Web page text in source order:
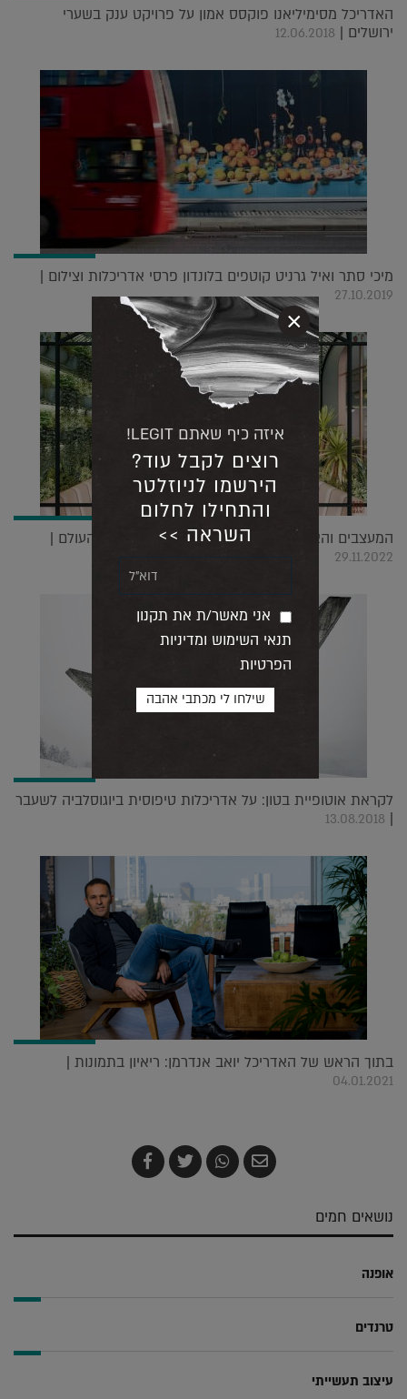
האדריכל מסימיליאנו פוקסס אמון על פרויקט ענק בשערי
ירושלים | 12.06.2018
מיכי סתר ואיל גרניט קוטפים בלונדון פרסי אדריכלות וצילום |
27.10.2019
המעצבים והאדריכלים הישראלים בדרך לכבוש את העולם |
29.11.2022
לקראת אוטופיית בטון: על אדריכלות טיפוסית ביוגוסלביה לשעבר
|
13.08.2018
בתוך הראש של האדריכל יואב אנדרמן: ריאיון בתמונות |
04.01.2021
שלח
בדואר
שתף
ב-
צייץ
ב-
שתף
ב-
נושאים חמים
אופנה
טרנדים
עיצוב תעשייתי
איזה כיף שאתם LEGIT!
רוצים לקבל עוד?
הירשמו לניוזלטר
והתחילו לחלום
השראה >>
אני מאשר/ת את תקנון
תנאי השימוש ומדיניות
הפרטיות
×